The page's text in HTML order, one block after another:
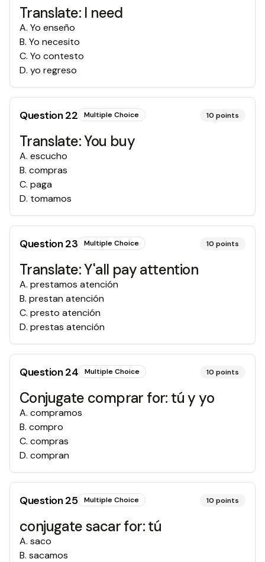
Translate: I need
A. Yo enseño
B. Yo necesito
C. Yo contesto
D. yo regreso
Question22 Multiple Choice 10 points
Translate: You buy
A. escucho
B. compras
C. paga
D. tomamos
Question23 Multiple Choice 10 points
Translate: Y'all pay attention
A. prestamos atención
B. prestan atención
C. presto atención
D. prestas atención
Question24 Multiple Choice 10 points
Conjugate comprar for: tú y yo
A. compramos
B. compro
C. compras
D. compran
Question25 Multiple Choice 10 points
conjugate sacar for: tú
A. saco
B. sacamos